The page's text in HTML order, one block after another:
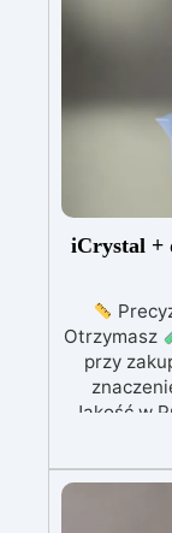
iCrystal +
Otrzymasz
przy
Jakość w
swoich
oferuje